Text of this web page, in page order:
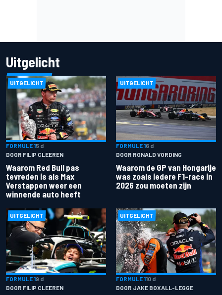
Uitgelicht
UITGELICHT
FORMULE 15 d
DOOR FILIP CLEEREN
Waarom Red Bull pas
tevreden is als Max
Verstappen weer een
winnende auto heeft
UITGELICHT
FORMULE 16 d
DOOR RONALD VORDING
Waarom de GP van Hongarije
was zoals iedere F1-race in
2026 zou moeten zijn
UITGELICHT
FORMULE 19 d
DOOR FILIP CLEEREN
UITGELICHT
FORMULE 110 d
DOOR JAKE BOXALL-LEGGE